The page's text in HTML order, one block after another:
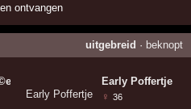
ontvangen
uitgebreid · beknopt
Early Poffertje
♀ 36